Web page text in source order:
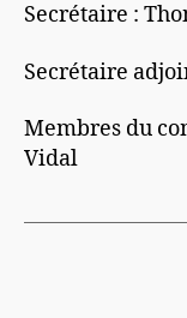
Secrétaire :
Secrétaire
Membres du
Vidal